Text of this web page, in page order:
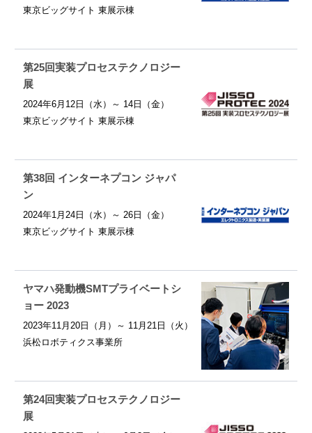
東京ビッグサイト 東展示棟
第25回実装プロセステクノロジー
展
2024年6月12日（水）～ 14日（金）
東京ビッグサイト 東展示棟
第38回 インターネプコン ジャパ
ン
2024年1月24日（水）～ 26日（金）
東京ビッグサイト 東展示棟
ヤマハ発動機SMTプライベートシ
ョー 2023
2023年11月20日（月）～ 11月21日（火）
浜松ロボティクス事業所
第24回実装プロセステクノロジー
展